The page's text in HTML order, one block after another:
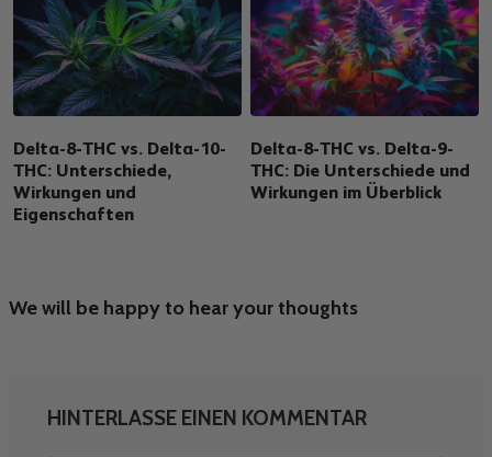
Delta-8-THC vs. Delta-10-
THC: Unterschiede,
Wirkungen und
Eigenschaften
Delta-8-THC vs. Delta-9-
THC: Die Unterschiede und
Wirkungen im Überblick
We will be happy to hear your thoughts
HINTERLASSE EINEN KOMMENTAR